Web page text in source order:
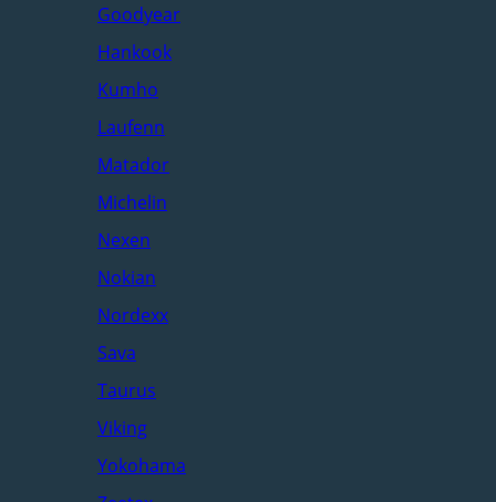
Goodyear
Hankook
Kumho
Laufenn
Matador
Michelin
Nexen
Nokian
Nordexx
Sava
Taurus
Viking
Yokohama